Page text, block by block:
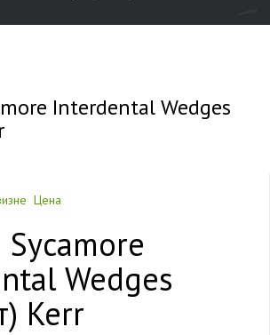
Interdental Wedges
Цена
Wedges
Kerr